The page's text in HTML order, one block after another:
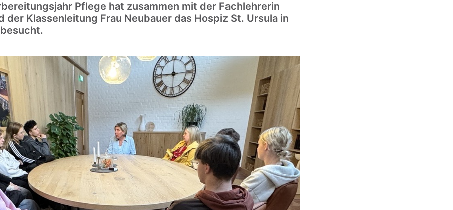
Pflege hat zusammen mit der Fachlehrerin
der Klassenleitung Frau Neubauer das Hospiz St. Ursula in